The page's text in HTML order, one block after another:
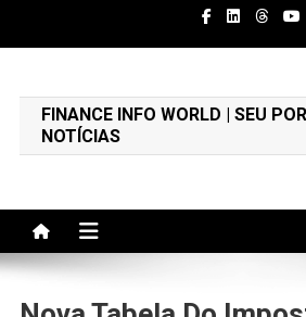
Finance Info
FINANCE INFO WORLD | SEU
NOTÍCIAS